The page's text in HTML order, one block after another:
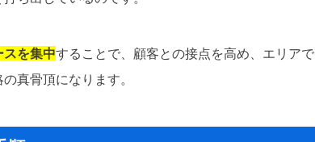
スを集中することで、顧客との接点を高め、エリアで
真骨頂になります。